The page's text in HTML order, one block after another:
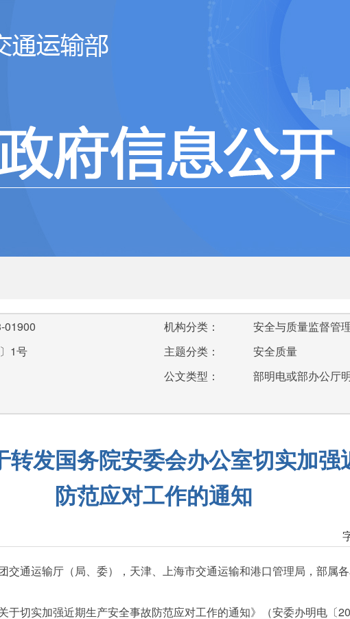
01900
1号
机构分类：
安全与质量监督管
主题分类：
安全质量
公文类型：
部明电或部办公厅
发国务院安委会办公室切实加
防范应对工作的通知
交通运输厅（局、委），天津、上海市交通运输和港口管理局，部属
切实加强近期生产安全事故防范应对工作的通知》（安委办明电〔